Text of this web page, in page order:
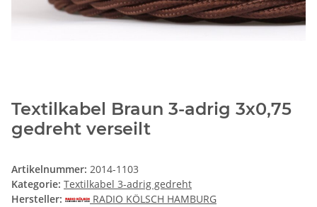
Textilkabel Braun 3-adrig 3x0,75
gedreht verseilt
Artikelnummer: 2014-1103
Kategorie: Textilkabel 3-adrig gedreht
Hersteller:
RADIO KÖLSCH HAMBURG